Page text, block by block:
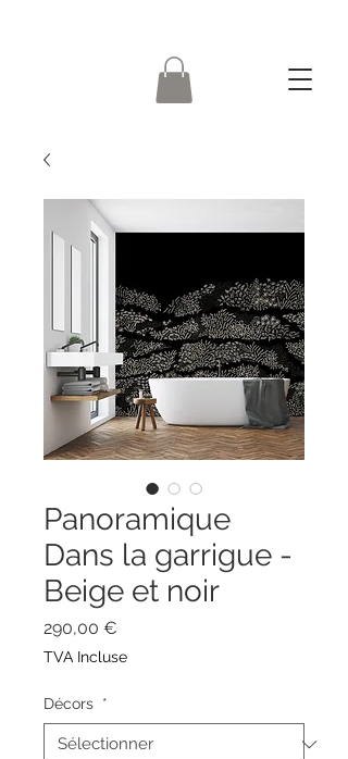
Panoramique
Dans la garrigue -
Beige et noir
290,00 €
TVA Incluse
Décors *